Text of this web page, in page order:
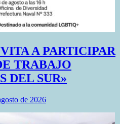
A PARTICIPAR
TRABAJO
DEL SUR»
de 2026